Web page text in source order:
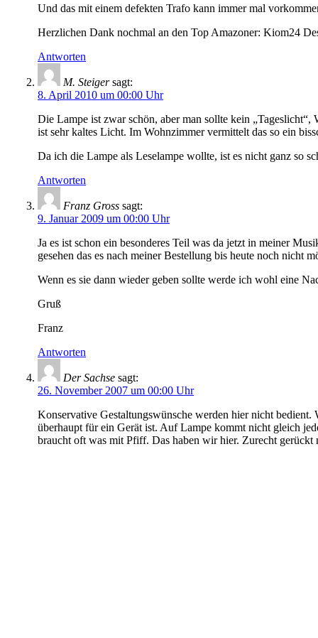
Und das mit einem defekten Trafo kann immer mal
Herzlichen Dank nochmal an den Top Amazoner: Kiom24
Antworten
M. Steiger sagt:
8. April 2010 um 00:00 Uhr
Die Lampe ist zwar schön, aber man sollte kein
ist sehr kaltes Licht. Im Wohnzimmer vermittelt das so ein
Da ich die Lampe als Leselampe wollte, ist es nicht ganz so
Antworten
Franz Gross sagt:
9. Januar 2009 um 00:00 Uhr
Ja es ist schon ein besonderes Teil was da jetzt in meiner
gesehen das es nach meiner Bestellung bis heute noch nicht
Wenn es sie dann wieder geben sollte werde ich wohl eine
Gruß
Franz
Antworten
Der Sachse sagt:
26. November 2007 um 00:00 Uhr
Konservative Gestaltungswünsche werden hier nicht bedient.
überhaupt für ein Gerät ist. Auf Lampe kommt nicht gleich
braucht oft was mit Pfiff. Das haben wir hier. Zurecht gerückt